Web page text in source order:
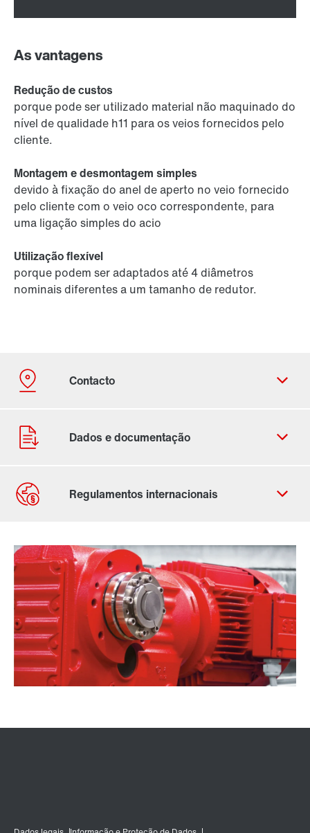
As vantagens
Redução de custos
porque pode ser utilizado material não maquinado do
nível de qualidade h11 para os veios fornecidos pelo
cliente.
Montagem e desmontagem simples
devido à fixação do anel de aperto no veio fornecido
pelo cliente com o veio oco correspondente, para
uma ligação simples do acio
Utilização flexível
porque podem ser adaptados até 4 diâmetros
nominais diferentes a um tamanho de redutor.
Localizações Internacionais